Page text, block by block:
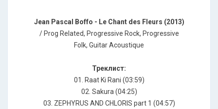
Jean Pascal Boffo - Le Chant des Fleurs (2013)
/ Prog Related, Progressive Rock, Progressive
Folk, Guitar Acoustique
Треклист:
01. Raat Ki Rani (03:59)
02. Sakura (04:25)
03. ZEPHYRUS AND CHLORIS part 1 (04:57)